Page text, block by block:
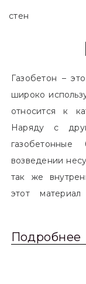
Газобетон –
широко
относится к
Наряду с
газобетонные блоки часто используются при
возведении
так же
этот
обычный
Подробнее